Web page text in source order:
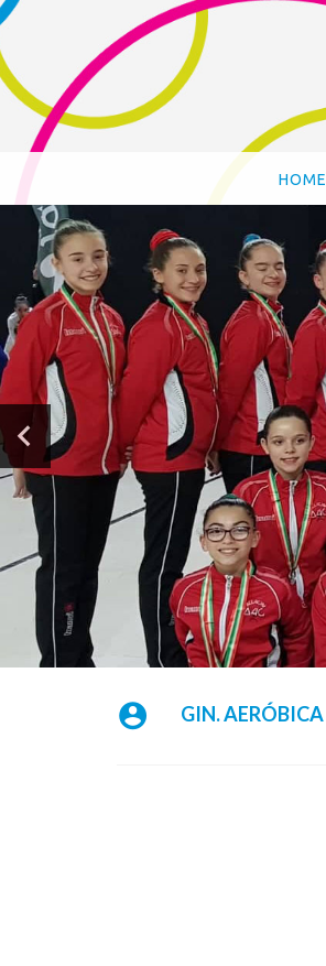
HOME
GIN. AERÓBICA